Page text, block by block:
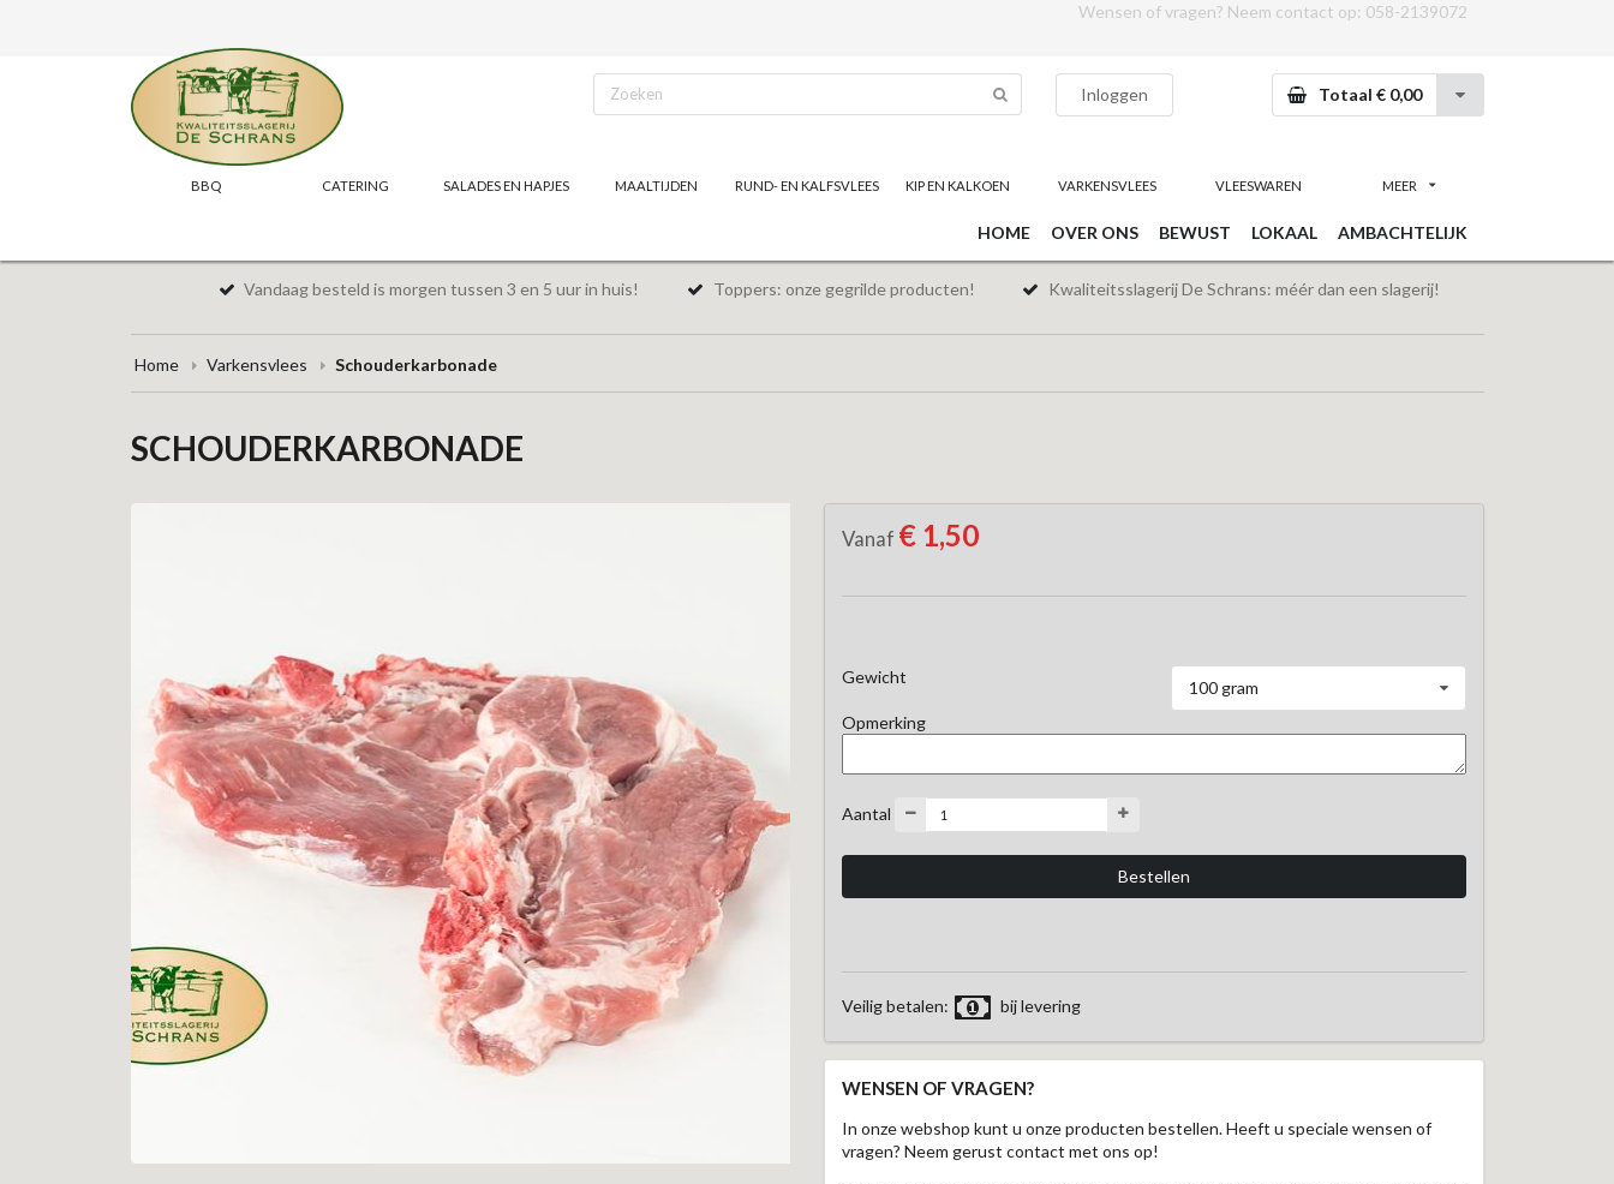
Wensen of vragen? Neem contact op: 058-2139072
Inloggen Totaal € 0,00
BBQ CATERING SALADES EN HAPJES MAALTIJDEN RUND- EN KALFSVLEES KIP EN KALKOEN VARKENSVLEES VLEESWAREN MEER
HOME OVER ONS BEWUST LOKAAL AMBACHTELIJK
Vandaag besteld is morgen tussen 3 en 5 uur in huis! Toppers: onze gegrilde producten! Kwaliteitsslagerij De Schrans: méér dan een slagerij!
Home Varkensvlees Schouderkarbonade
SCHOUDERKARBONADE
Vanaf € 1,50
Gewicht
100 gram
Opmerking
Aantal
Veilig betalen: bij levering
WENSEN OF VRAGEN?
In onze webshop kunt u onze producten bestellen. Heeft u speciale wensen of
vragen? Neem gerust contact met ons op!